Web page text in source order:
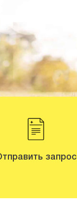
запрос